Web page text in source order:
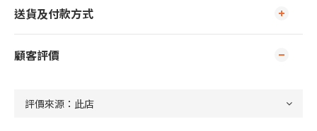
送貨及付款方式
顧客評價